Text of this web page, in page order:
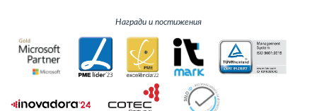
Награди и постижения